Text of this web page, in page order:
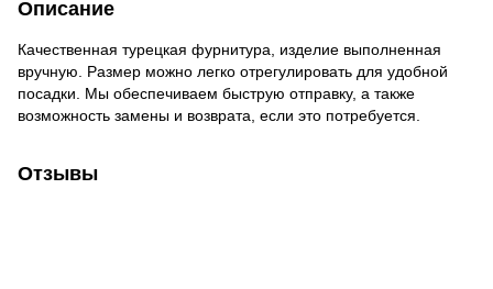
Описание
Качественная турецкая фурнитура, изделие выполненная
вручную. Размер можно легко отрегулировать для удобной
посадки. Мы обеспечиваем быструю отправку, а также
возможность замены и возврата, если это потребуется.
Отзывы